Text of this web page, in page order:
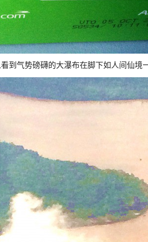
到气势磅礴的大瀑布在脚下如人间仙